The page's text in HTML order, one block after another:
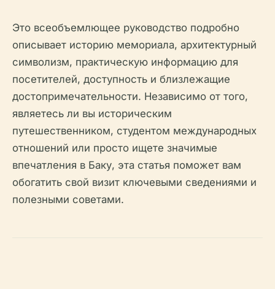
Это всеобъемлющее руководство подробно
описывает историю мемориала, архитектурный
символизм, практическую информацию для
посетителей, доступность и близлежащие
достопримечательности. Независимо от того,
являетесь ли вы историческим
путешественником, студентом международных
отношений или просто ищете значимые
впечатления в Баку, эта статья поможет вам
обогатить свой визит ключевыми сведениями и
полезными советами.